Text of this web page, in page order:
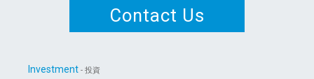
Contact Us
Investment - 投資